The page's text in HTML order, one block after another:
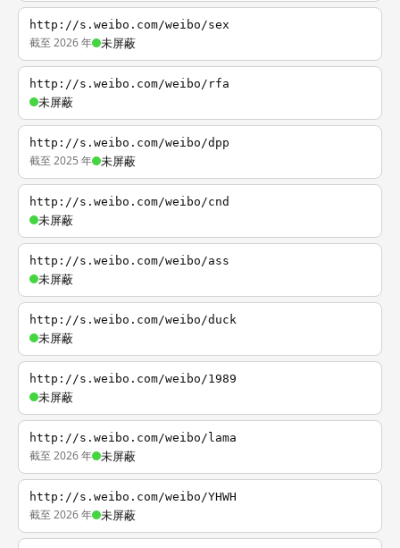
http://s.weibo.com/weibo/sex
截至 2026 年 未屏蔽
http://s.weibo.com/weibo/rfa
未屏蔽
http://s.weibo.com/weibo/dpp
截至 2025 年 未屏蔽
http://s.weibo.com/weibo/cnd
未屏蔽
http://s.weibo.com/weibo/ass
未屏蔽
http://s.weibo.com/weibo/duck
未屏蔽
http://s.weibo.com/weibo/1989
未屏蔽
http://s.weibo.com/weibo/lama
截至 2026 年 未屏蔽
http://s.weibo.com/weibo/YHWH
截至 2026 年 未屏蔽